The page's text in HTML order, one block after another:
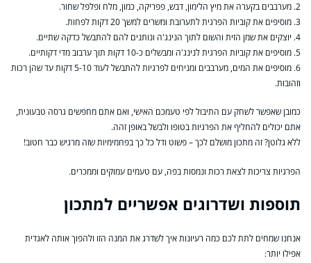
2. מערבבים בקערה את מיץ הלימון, דבש, פפריקה, כמון, מלח ופלפל שחור.
3. מוסיפים את קוביות הפרגית לתערובת ומשרים למשך 20 דקות לפחות.
4. יוצקים את שמן הזית והשום לתוך הנינג'ה ונותנים להם להתבשל כדקה שתיים.
5. מוסיפים את קוביות הפרגית לנינג'ה ומבשלים כ-10 דקות תוך ערבוב מדי דקותיים.
6. מוסיפים את המים, מערבבים ומניחים לפרגיות להתבשל לעוד 5-10 דקות עד שהן רכות
וזהובות.
כמובן שאפשר לשחק עם התיבול לפי טעמכם האישי, ואם אתם מחפשים גרסה טבעונית,
אתם יכולים להחליף את הפרגיות בטופו ולבשל באופן זהה.
ללא גלוטן? זה מתכון מושלם לכך – פשוט ודל כל כך בפחמימיות שזה מרגיש כבר חטוב!
הפרגיות צריכות לצאת רכות ונמסות בפה, עם טעמים עמוקים וממכרים.
תוספות ושדרוגים אפשריים למתכון
אנחנו שמחים לתת לכם כמה רעיונות איך לשדרג את המנה הזו ולהפוך אותה לאגדית
אפילו יותר: